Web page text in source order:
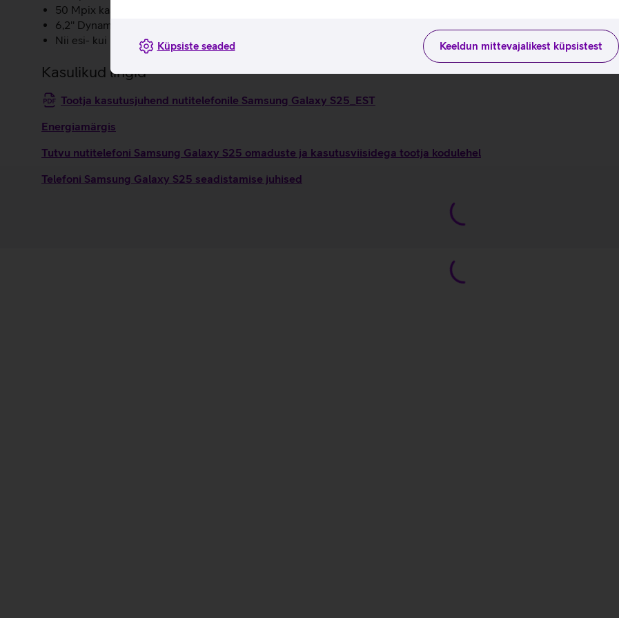
Keeldun mittevajalikest küpsistest
Küpsiste seaded
50 Mpix kaamera muudab sinu jäädvustused teravamaks.
6,2'' Dynamic AMOLED 2X QHD+ ekraan kohanduva värskendussagedusega 1 - 120 Hz.
Nii esi- kui ka tagaküljel on kasutatud Gorilla Victus 2 klaasi.
Kasulikud lingid
Tootja kasutusjuhend nutitelefonile Samsung Galaxy S25_EST
Energiamärgis
Tutvu nutitelefoni Samsung Galaxy S25 omaduste ja kasutusviisidega tootja kodulehel
Telefoni Samsung Galaxy S25 seadistamise juhised